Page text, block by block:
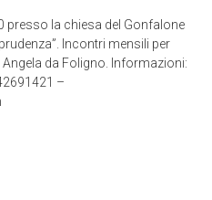
presso la chiesa del Gonfalone
Incontri mensili per
da Foligno. Informazioni:
–